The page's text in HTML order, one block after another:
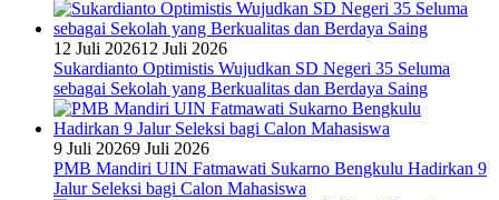
12 Juli 202612 Juli 2026
Sukardianto Optimistis Wujudkan SD Negeri 35 Seluma
sebagai Sekolah yang Berkualitas dan Berdaya Saing
9 Juli 20269 Juli 2026
PMB Mandiri UIN Fatmawati Sukarno Bengkulu Hadirkan 9
Jalur Seleksi bagi Calon Mahasiswa